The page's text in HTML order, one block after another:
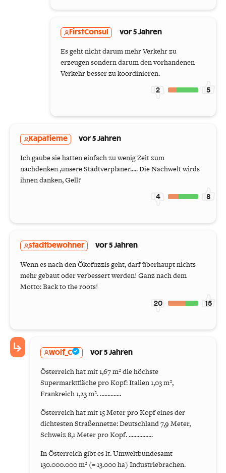
FirstConsul vor 5 Jahren
Es geht nicht darum mehr Verkehr zu
erzeugen sondern darum den vorhandenen
Verkehr besser zu koordinieren.
2 5
Kapatieme vor 5 Jahren
Ich gaube sie hatten einfach zu wenig Zeit zum
nachdenken ,unsere Stadtverplaner..... Die Nachwelt wirds
ihnen danken, Gell?
4 8
stadtbewohner vor 5 Jahren
Wenn es nach den Ökofuzzis geht, darf überhaupt nichts
mehr gebaut oder verbessert werden! Ganz nach dem
Motto: Back to the roots!
20 15
wolf_C vor 5 Jahren
Österreich hat mit 1,67 m² die höchste
Supermarktfläche pro Kopf: Italien 1,03 m²,
Frankreich 1,23 m². ..............
Österreich hat mit 15 Meter pro Kopf eines der
dichtesten Straßennetze: Deutschland 7,9 Meter,
Schweiz 8,1 Meter pro Kopf. ................
In Österreich gibt es lt. Umweltbundesamt
130.000.000 m² (= 13.000 ha) Industriebrachen.